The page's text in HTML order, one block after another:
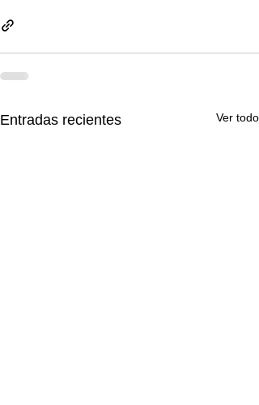
Entradas recientes Ver todo